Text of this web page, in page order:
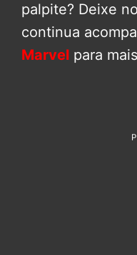
palpite? Deixe
continua
Marvel para